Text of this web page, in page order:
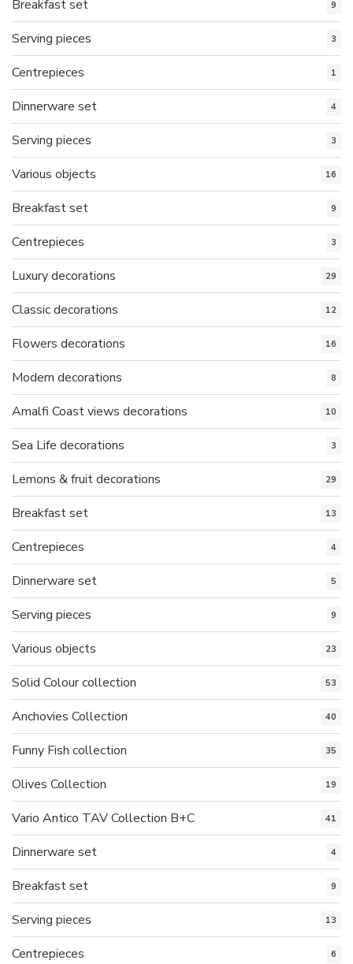
Breakfast set 9
Serving pieces 3
Centrepieces 1
Dinnerware set 4
Serving pieces 3
Various objects 16
Breakfast set 9
Centrepieces 3
Luxury decorations 29
Classic decorations 12
Flowers decorations 16
Modern decorations 8
Amalfi Coast views decorations 10
Sea Life decorations 3
Lemons & fruit decorations 29
Breakfast set 13
Centrepieces 4
Dinnerware set 5
Serving pieces 9
Various objects 23
Solid Colour collection 53
Anchovies Collection 40
Funny Fish collection 35
Olives Collection 19
Vario Antico TAV Collection B+C 41
Dinnerware set 4
Breakfast set 9
Serving pieces 13
Centrepieces 6